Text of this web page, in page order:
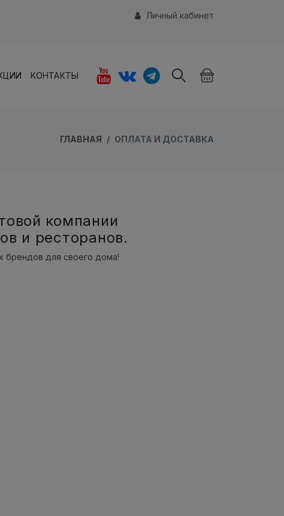
Личный кабинет
КОНТАКТЫ
ГЛАВНАЯ ОПЛАТА И ДОСТАВКА
компании
и ресторанов.
брендов для своего дома!